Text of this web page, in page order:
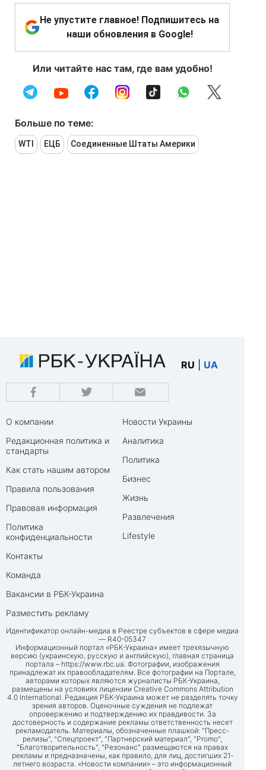
Не упустите главное! Подпишитесь на
наши обновления в Google!
Или читайте нас там, где вам удобно!
Больше по теме:
WTI ЕЦБ Соединенные Штаты Америки
RU UA
О компании
Редакционная политика и
стандарты
Как стать нашим автором
Правила пользования
Правовая информация
Политика
конфиденциальности
Контакты
Команда
Вакансии в РБК-Украина
Разместить рекламу
Новости Украины
Аналитика
Политика
Бизнес
Жизнь
Развлечения
Lifestyle
Идентификатор онлайн-медиа в Реестре субъектов в сфере медиа
— R40-05347
Информационный портал «РБК-Украина» имеет трехязычную
версию (украинскую, русскую и английскую), главная страница
портала – https://www.rbc.ua. Фотографии, изображения
принадлежат их правообладателям. Все фотографии на Портале,
авторами которых являются журналисты РБК-Украина,
размещены на условиях лицензии Creative Commons Attribution
4.0 International. Редакция РБК-Украина может не разделять точку
зрения авторов. Оценочные суждения не подлежат
опровержению и подтверждению их правдивости. За
достоверность и содержание рекламы ответственность несет
рекламодатель. Материалы, обозначенные плашкой: "Пресс-
релизы", "Спецпроект", "Партнерский материал", "Promo",
"Благотворительность", "Резонанс" размещаются на правах
рекламы и предназначены, как правило, для лиц, достигших 21-
летнего возраста. «Новости компании» – это информационный